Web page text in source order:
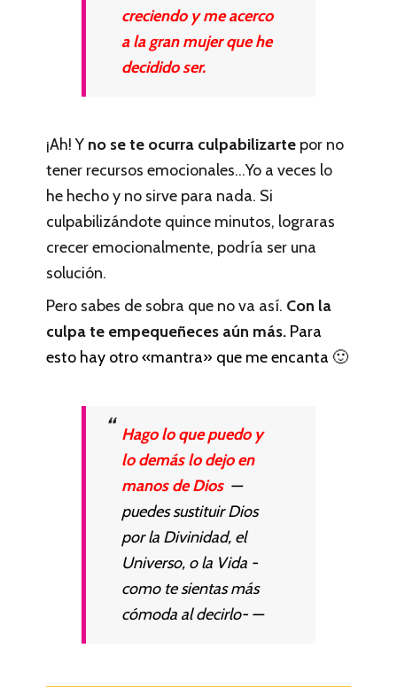
creciendo y me acerco
a la gran mujer que he
decidido ser.
¡Ah! Y no se te ocurra culpabilizarte por no
tener recursos emocionales…Yo a veces lo
he hecho y no sirve para nada. Si
culpabilizándote quince minutos, lograras
crecer emocionalmente, podría ser una
solución.
Pero sabes de sobra que no va así. Con la
culpa te empequeñeces aún más. Para
esto hay otro «mantra» que me encanta 🙂
Hago lo que puedo y
lo demás lo dejo en
manos de Dios —
puedes sustituir Dios
por la Divinidad, el
Universo, o la Vida -
como te sientas más
cómoda al decirlo- —